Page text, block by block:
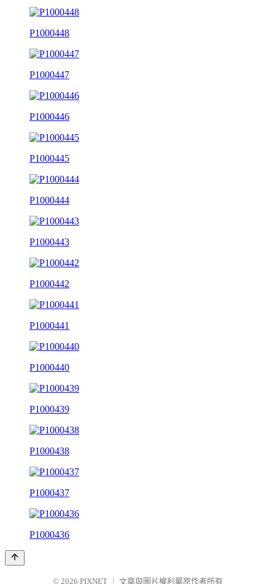
P1000448
P1000447
P1000446
P1000445
P1000444
P1000443
P1000442
P1000441
P1000440
P1000439
P1000438
P1000437
P1000436
© 2026 PIXNET 文章與圖片權利屬原作者所有